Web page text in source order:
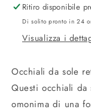
MissDior
S1I
Ritiro disponibile
Di solito pronto in 24
Visualizza i
Occhiali da sole
Questi occhiali da
omonima di una